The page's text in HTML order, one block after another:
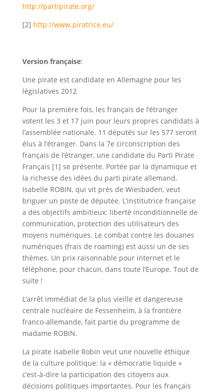
http://partipirate.org/
[2] http://www.piratrice.eu/
Version française:
Une pirate est candidate en Allemagne pour les
législatives 2012
Pour la première fois, les français de l’étranger
votent les 3 et 17 juin pour leurs propres candidats à
l’assemblée nationale. 11 députés sur les 577 seront
élus à l’étranger. Dans la 7e circonscription des
français de l’étranger, une candidate du Parti Pirate
Français [1] se présente. Portée par la dynamique et
la richesse des idées du parti pirate allemand,
Isabelle ROBIN, qui vit près de Wiesbaden, veut
briguer un poste de députée. L’institutrice française
a des objectifs ambitieux: liberté inconditionnelle de
communication, protection des utilisateurs des
moyens numériques. Le combat contre les douanes
numériques (frais de roaming) est aussi un de ses
thèmes. Un prix raisonnable pour internet et le
téléphone, pour chacun, dans toute l’Europe. Tout de
suite !
L’arrêt immédiat de la plus vieille et dangereuse
centrale nucléaire de Fessenheim, à la frontière
franco-allemande, fait partie du programme de
madame ROBIN.
La pirate Isabelle Robin veut une nouvelle éthique
de la culture politique: la « démocratie liquide »
c’est-à-dire la participation des citoyens aux
décisions politiques importantes. Pour les français